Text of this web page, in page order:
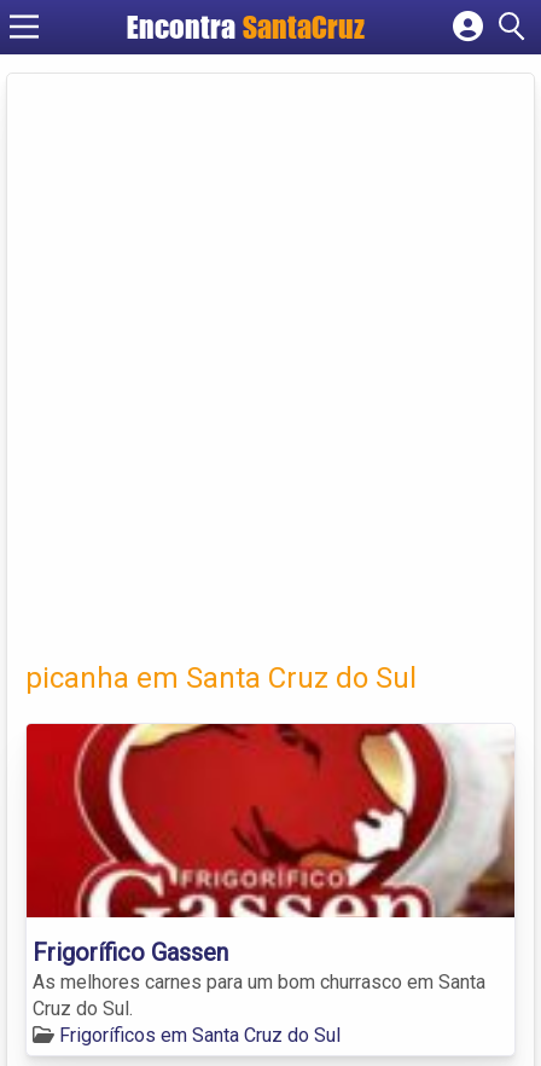
Encontra
Cadastrar empresa
picanha em Santa Cruz do Sul
Frigorífico Gassen
As melhores carnes para um bom churrasco em Santa
Cruz do Sul.
Frigoríficos em Santa Cruz do Sul